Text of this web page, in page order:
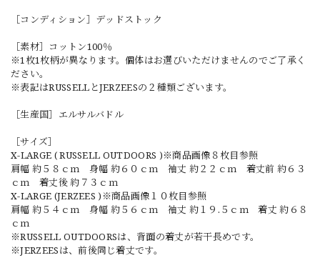
［コンディション］デッドストック
［素材］コットン100％
※1枚1枚柄が異なります。個体はお選びいただけませんのでご了承く
ださい。
※表記はRUSSELLとJERZEESの２種類ございます。
［生産国］エルサルバドル
［サイズ］
X-LARGE ( RUSSELL OUTDOORS )※商品画像８枚目参照
肩幅 約５８ｃｍ 身幅 約６０ｃｍ 袖丈 約２２ｃｍ 着丈前 約６３
ｃｍ 着丈後 約７３ｃｍ
X-LARGE (JERZEES )※商品画像１０枚目参照
肩幅 約５４ｃｍ 身幅 約５６ｃｍ 袖丈 約１９.５ｃｍ 着丈 約６８
ｃｍ
※RUSSELL OUTDOORSは、背面の着丈が若干長めです。
※JERZEESは、前後同じ着丈です。